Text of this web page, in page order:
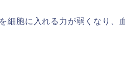
細胞に入れる力が弱くなり、